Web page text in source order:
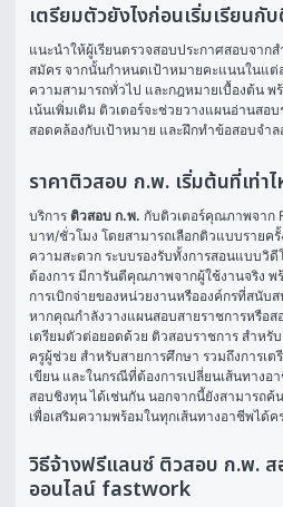
เตรียมตัวยังไงก่อนเริ่มเรียนกั
แนะนำให้ผู้เรียนตรวจสอบประกาศสอบจาก
สมัคร จากนั้นกำหนดเป้าหมายคะแนนในแต่
ความสามารถทั่วไป และกฎหมายเบื้องต้น พ
เน้นเพิ่มเติม ติวเตอร์จะช่วยวางแผนอ่านสอ
สอดคล้องกับเป้าหมาย และฝึกทำข้อสอบจำ
ราคาติวสอบ ก.พ. เริ่มต้นที่เท่าไ
บริการ ติวสอบ ก.พ. กับติวเตอร์คุณภาพจาก
บาท/ชั่วโมง โดยสามารถเลือกติวแบบรายครั้
ความสะดวก ระบบรองรับทั้งการสอนแบบวิดี
ต้องการ มีการันตีคุณภาพจากผู้ใช้งานจริง พ
การเบิกจ่ายของหน่วยงานหรือองค์กรที่สนับ
หากคุณกำลังวางแผนสอบสายราชการหรือส
เตรียมตัวต่อยอดด้วย ติวสอบราชการ สำหรั
ครูผู้ช่วย สำหรับสายการศึกษา รวมถึงการเต
เขียน และในกรณีที่ต้องการเปลี่ยนเส้นทางอ
สอบชิงทุน ได้เช่นกัน นอกจากนี้ยังสามารถค้
เพื่อเสริมความพร้อมในทุกเส้นทางอาชีพได้ค
วิธีจ้างฟรีแลนซ์ ติวสอบ ก.พ.
ออนไลน์ fastwork